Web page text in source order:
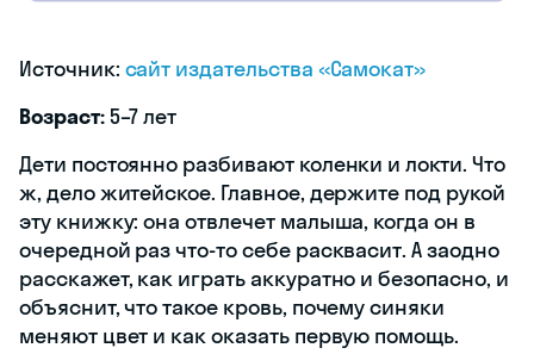
Источник: сайт издательства «Самокат»
Возраст:5–7 лет
Дети постоянно разбивают коленки и локти. Что
ж, дело житейское. Главное, держите под рукой
эту книжку: она отвлечет малыша, когда он в
очередной раз что-то себе расквасит. А заодно
расскажет, как играть аккуратно и безопасно, и
объяснит, что такое кровь, почему синяки
меняют цвет и как оказать первую помощь.